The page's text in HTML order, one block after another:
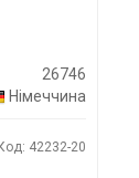
26746
Німеччина
Код: 42232-20